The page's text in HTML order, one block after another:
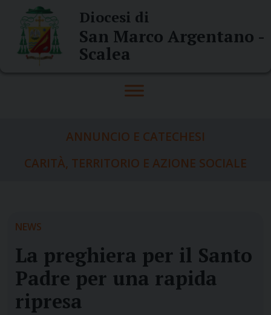
content
Diocesi di
San Marco Argentano -
Scalea
ANNUNCIO E CATECHESI
CARITÀ, TERRITORIO E AZIONE SOCIALE
NEWS
La preghiera per il Santo
Padre per una rapida
ripresa